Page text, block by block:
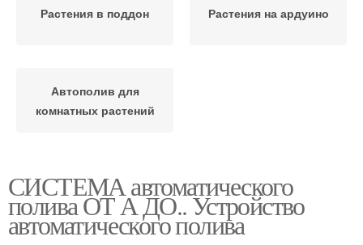
Растения в поддон Растения на ардуино
Автополив для
комнатных растений
СИСТЕМА автоматического
полива ОТ А ДО.. Устройство
автоматического полива